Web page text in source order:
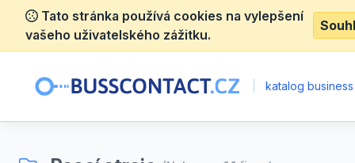
Tato stránka používá cookies na vylepšení
vašeho uživatelského zážitku.
katalog